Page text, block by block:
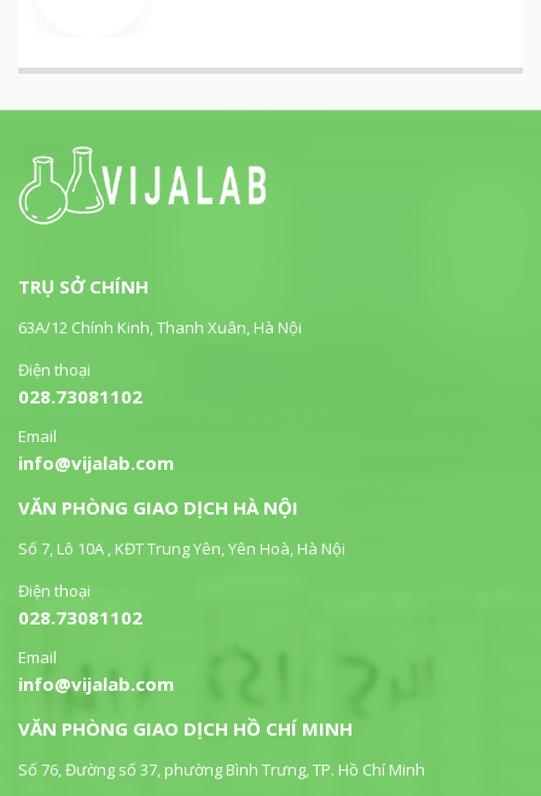
TRỤ SỞ CHÍNH
63A/12 Chính Kinh, Thanh Xuân, Hà Nội
Điện thoại
028.73081102
Email
info@vijalab.com
VĂN PHÒNG GIAO DỊCH HÀ NỘI
Số 7, Lô 10A , KĐT Trung Yên, Yên Hoà, Hà Nội
Điện thoại
028.73081102
Email
info@vijalab.com
VĂN PHÒNG GIAO DỊCH HỒ CHÍ MINH
Số 76, Đường số 37, phường Bình Trưng, TP. Hồ Chí Minh